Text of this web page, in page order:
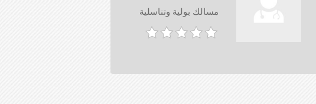
مسالك بولية وتناسلية